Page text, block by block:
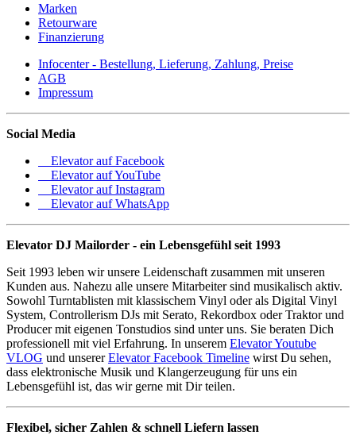
Marken
Retourware
Finanzierung
Infocenter - Bestellung, Lieferung, Zahlung, Preise
AGB
Impressum
Social Media
Elevator auf Facebook
Elevator auf YouTube
Elevator auf Instagram
Elevator auf WhatsApp
Elevator DJ Mailorder - ein Lebensgefühl seit 1993
Seit 1993 leben wir unsere Leidenschaft zusammen mit unseren
Kunden aus. Nahezu alle unsere Mitarbeiter sind musikalisch aktiv.
Sowohl Turntablisten mit klassischem Vinyl oder als Digital Vinyl
System, Controllerism DJs mit Serato, Rekordbox oder Traktor und
Producer mit eigenen Tonstudios sind unter uns. Sie beraten Dich
professionell mit viel Erfahrung. In unserem Elevator Youtube
VLOG und unsererElevator Facebook Timeline wirst Du sehen,
dass elektronische Musik und Klangerzeugung für uns ein
Lebensgefühl ist, das wir gerne mit Dir teilen.
Flexibel, sicher Zahlen & schnell Liefern lassen